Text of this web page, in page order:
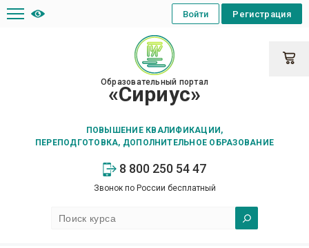
Образовательный портал
«Сириус»
ПОВЫШЕНИЕ КВАЛИФИКАЦИИ,
ПЕРЕПОДГОТОВКА, ДОПОЛНИТЕЛЬНОЕ ОБРАЗОВАНИЕ
8 800 250 54 47
Звонок по России бесплатный
Регистрация
Войти